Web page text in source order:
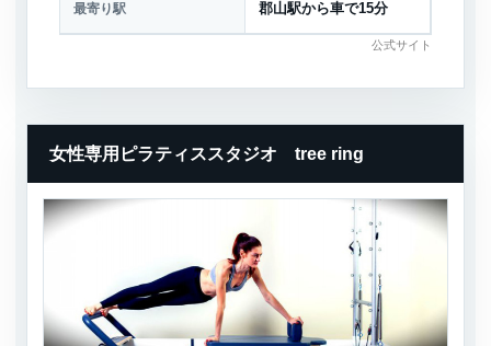
最寄り駅 郡山駅から車で15分
公式サイト
女性専用ピラティススタジオ tree ring